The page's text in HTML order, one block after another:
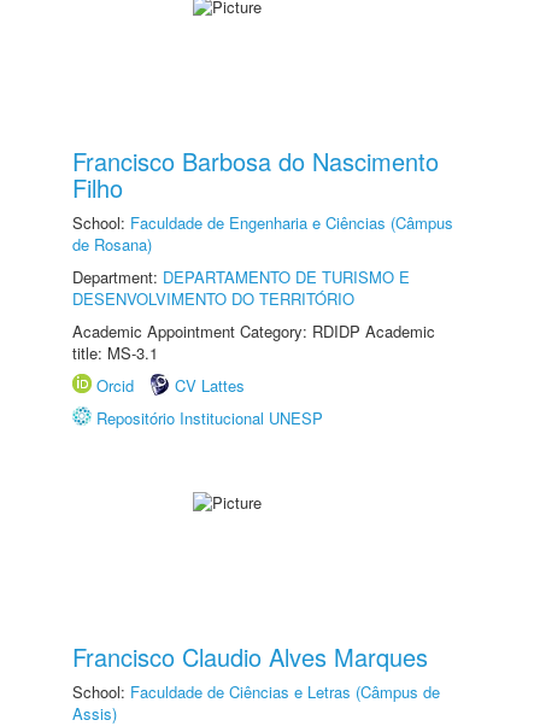
Francisco Barbosa do Nascimento
Filho
School: Faculdade de Engenharia e Ciências (Câmpus
de Rosana)
Department: DEPARTAMENTO DE TURISMO E
DESENVOLVIMENTO DO TERRITÓRIO
Academic Appointment Category: RDIDP Academic
title: MS-3.1
Orcid
CV Lattes
Repositório Institucional UNESP
Francisco Claudio Alves Marques
School: Faculdade de Ciências e Letras (Câmpus de
Assis)